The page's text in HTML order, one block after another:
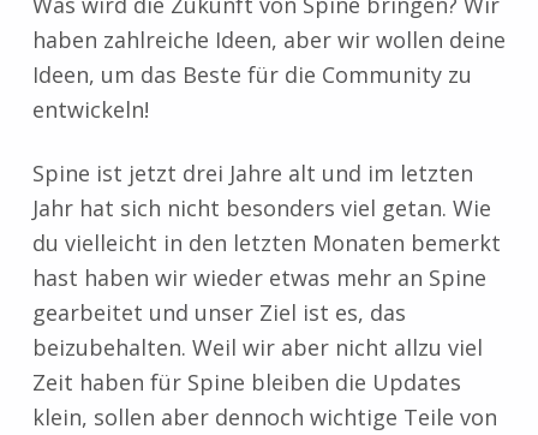
haben zahlreiche Ideen, aber wir wollen deine
Ideen, um das Beste für die Community zu
entwickeln!
Spine ist jetzt drei Jahre alt und im letzten
Jahr hat sich nicht besonders viel getan. Wie
du vielleicht in den letzten Monaten bemerkt
hast haben wir wieder etwas mehr an Spine
gearbeitet und unser Ziel ist es, das
beizubehalten. Weil wir aber nicht allzu viel
Zeit haben für Spine bleiben die Updates
klein, sollen aber dennoch wichtige Teile von